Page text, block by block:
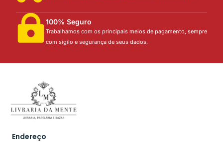
100% Seguro
Trabalhamos com os principais meios de pagamento, sempre
com sigilo e segurança de seus dados.
Endereço